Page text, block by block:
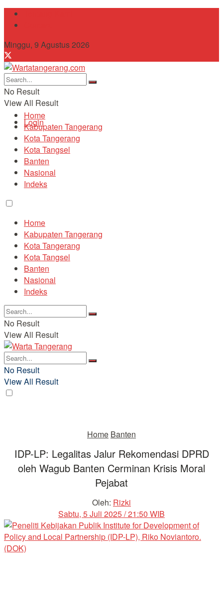
Minggu, 9 Agustus 2026
No Result
View All Result
Login
Home
Kabupaten Tangerang
Kota Tangerang
Kota Tangsel
Banten
Nasional
Indeks
Home
Kabupaten Tangerang
Kota Tangerang
Kota Tangsel
Banten
Nasional
Indeks
No Result
View All Result
No Result
View All Result
Home Banten
IDP-LP: Legalitas Jalur Rekomendasi DPRD
oleh Wagub Banten Cerminan Krisis Moral
Pejabat
Oleh: Rizki
Sabtu, 5 Juli 2025 / 21:50 WIB